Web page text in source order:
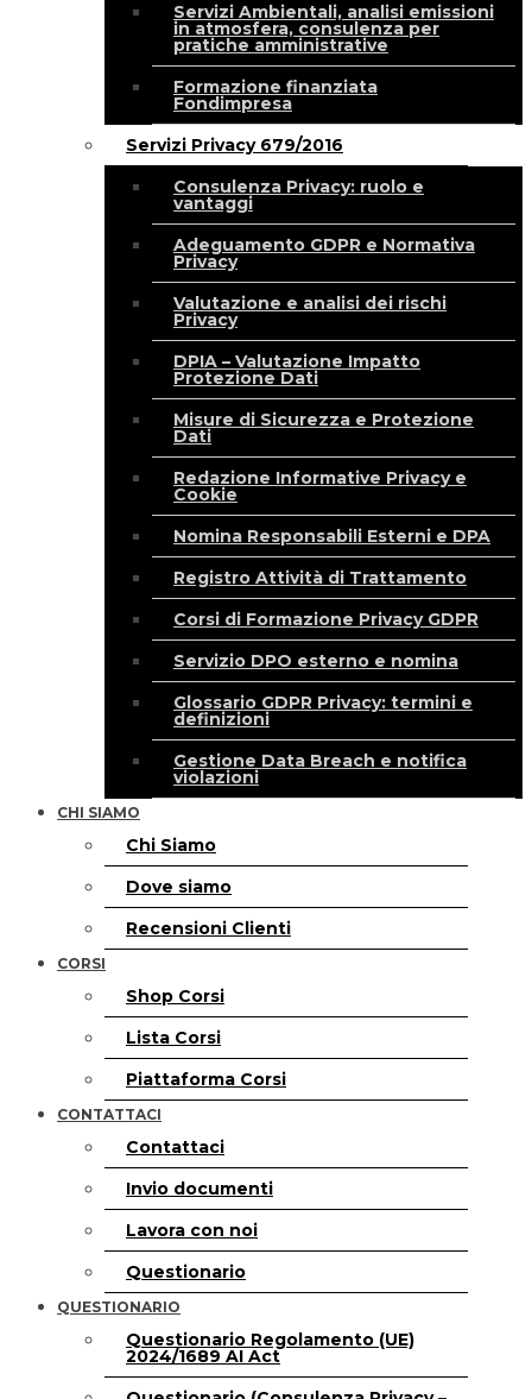
Servizi Ambientali, analisi emissioni
in atmosfera, consulenza per
pratiche amministrative
Formazione finanziata
Fondimpresa
Servizi Privacy 679/2016
Consulenza Privacy: ruolo e
vantaggi
Adeguamento GDPR e Normativa
Privacy
Valutazione e analisi dei rischi
Privacy
DPIA – Valutazione Impatto
Protezione Dati
Misure di Sicurezza e Protezione
Dati
Redazione Informative Privacy e
Cookie
Nomina Responsabili Esterni e DPA
Registro Attività di Trattamento
Corsi di Formazione Privacy GDPR
Servizio DPO esterno e nomina
Glossario GDPR Privacy: termini e
definizioni
Gestione Data Breach e notifica
violazioni
CHI SIAMO
Chi Siamo
Dove siamo
Recensioni Clienti
CORSI
Shop Corsi
Lista Corsi
Piattaforma Corsi
CONTATTACI
Contattaci
Invio documenti
Lavora con noi
Questionario
QUESTIONARIO
Questionario Regolamento (UE)
2024/1689 AI Act